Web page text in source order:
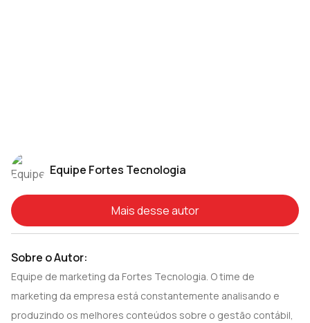
Equipe Fortes Tecnologia
Mais desse autor
Sobre o Autor:
Equipe de marketing da Fortes Tecnologia. O time de
marketing da empresa está constantemente analisando e
produzindo os melhores conteúdos sobre o gestão contábil,